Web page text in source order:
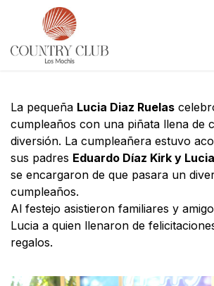
Ir al contenido
La pequeña Lucia Diaz Ruelas
cumpleaños con una piñata llena de
diversión. La cumpleañera estuvo
sus padres Eduardo Díaz Kirk y
se encargaron de que pasara un
cumpleaños.
Al festejo asistieron familiares y
Lucia a quien llenaron de
regalos.